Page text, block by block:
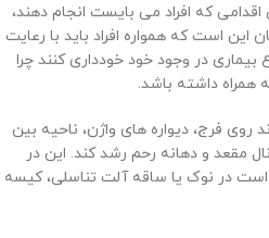
که افراد می بایست انجام دهند،
است که همواره افراد باید با رعایت
بیماری در وجود خود خودداری کنند چرا
همراه داشته باشد.
روی فرج، دیواره‌ های واژن، ناحیه بین
مقعد و دهانه رحم رشد کند. این در
در نوک یا ساقه آلت تناسلی، کیسه